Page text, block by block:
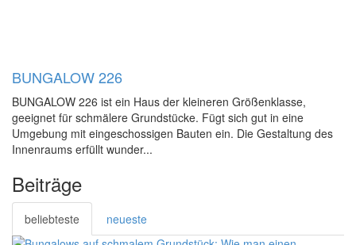
BUNGALOW 226
BUNGALOW 226 ist ein Haus der kleineren Größenklasse,
geeignet für schmälere Grundstücke. Fügt sich gut in eine
Umgebung mit eingeschossigen Bauten ein. Die Gestaltung des
Innenraums erfüllt wunder...
Beiträge
beliebteste neueste